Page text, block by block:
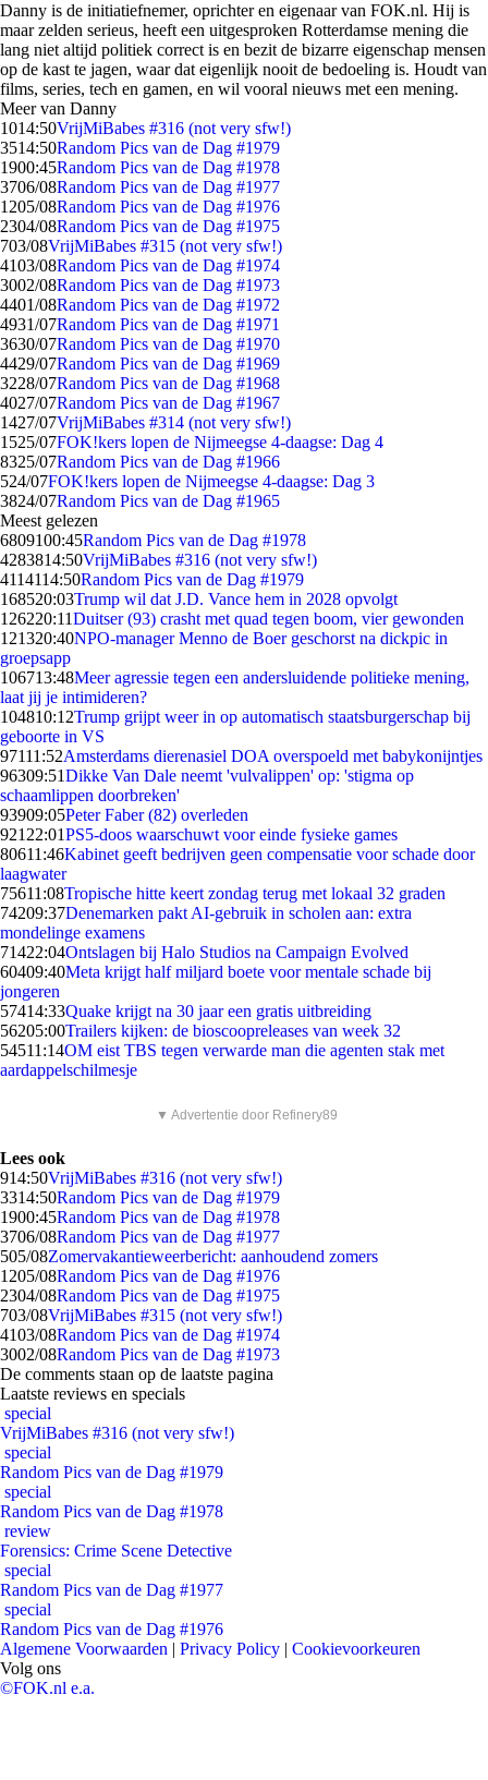
Danny is de initiatiefnemer, oprichter en eigenaar van FOK.nl. Hij is
maar zelden serieus, heeft een uitgesproken Rotterdamse mening die
lang niet altijd politiek correct is en bezit de bizarre eigenschap mensen
op de kast te jagen, waar dat eigenlijk nooit de bedoeling is. Houdt van
films, series, tech en gamen, en wil vooral nieuws met een mening.
Meer van Danny
1014:50VrijMiBabes #316 (not very sfw!)
3514:50Random Pics van de Dag #1979
1900:45Random Pics van de Dag #1978
3706/08Random Pics van de Dag #1977
1205/08Random Pics van de Dag #1976
2304/08Random Pics van de Dag #1975
703/08VrijMiBabes #315 (not very sfw!)
4103/08Random Pics van de Dag #1974
3002/08Random Pics van de Dag #1973
4401/08Random Pics van de Dag #1972
4931/07Random Pics van de Dag #1971
3630/07Random Pics van de Dag #1970
4429/07Random Pics van de Dag #1969
3228/07Random Pics van de Dag #1968
4027/07Random Pics van de Dag #1967
1427/07VrijMiBabes #314 (not very sfw!)
1525/07FOK!kers lopen de Nijmeegse 4-daagse: Dag 4
8325/07Random Pics van de Dag #1966
524/07FOK!kers lopen de Nijmeegse 4-daagse: Dag 3
3824/07Random Pics van de Dag #1965
Meest gelezen
6809100:45Random Pics van de Dag #1978
4283814:50VrijMiBabes #316 (not very sfw!)
4114114:50Random Pics van de Dag #1979
168520:03Trump wil dat J.D. Vance hem in 2028 opvolgt
126220:11Duitser (93) crasht met quad tegen boom, vier gewonden
121320:40NPO-manager Menno de Boer geschorst na dickpic in
groepsapp
106713:48Meer agressie tegen een andersluidende politieke mening,
laat jij je intimideren?
104810:12Trump grijpt weer in op automatisch staatsburgerschap bij
geboorte in VS
97111:52Amsterdams dierenasiel DOA overspoeld met babykonijntjes
96309:51Dikke Van Dale neemt 'vulvalippen' op: 'stigma op
schaamlippen doorbreken'
93909:05Peter Faber (82) overleden
921 22:01PS5-doos waarschuwt voor einde fysieke games
80611:46Kabinet geeft bedrijven geen compensatie voor schade door
laagwater
75611:08Tropische hitte keert zondag terug met lokaal 32 graden
74209:37Denemarken pakt AI-gebruik in scholen aan: extra
mondelinge examens
71422:04Ontslagen bij Halo Studios na Campaign Evolved
60409:40Meta krijgt half miljard boete voor mentale schade bij
jongeren
57414:33Quake krijgt na 30 jaar een gratis uitbreiding
56205:00Trailers kijken: de bioscoopreleases van week 32
54511:14OM eist TBS tegen verwarde man die agenten stak met
aardappelschilmesje
▼ Advertentie door Refinery89
Lees ook
914:50VrijMiBabes #316 (not very sfw!)
3314:50Random Pics van de Dag #1979
1900:45Random Pics van de Dag #1978
3706/08Random Pics van de Dag #1977
505/08Zomervakantieweerbericht: aanhoudend zomers
1205/08Random Pics van de Dag #1976
2304/08Random Pics van de Dag #1975
703/08VrijMiBabes #315 (not very sfw!)
4103/08Random Pics van de Dag #1974
3002/08Random Pics van de Dag #1973
De comments staan op de laatste pagina
Laatste reviews en specials
special
VrijMiBabes #316 (not very sfw!)
special
Random Pics van de Dag #1979
special
Random Pics van de Dag #1978
review
Forensics: Crime Scene Detective
special
Random Pics van de Dag #1977
special
Random Pics van de Dag #1976
Algemene Voorwaarden | Privacy Policy | Cookievoorkeuren
Volg ons
©FOK.nl e.a.